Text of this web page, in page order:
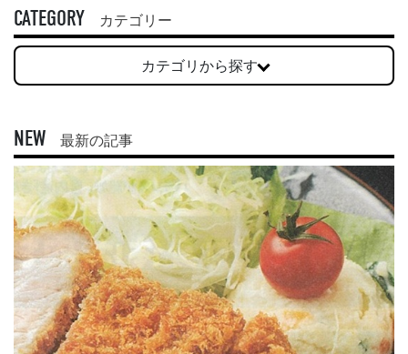
CATEGORY カテゴリー
カテゴリから探す
NEW 最新の記事